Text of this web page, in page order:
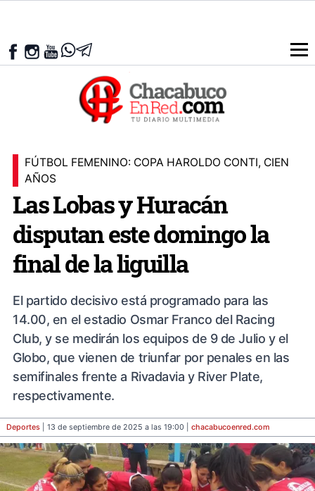
FÚTBOL FEMENINO: COPA HAROLDO CONTI, CIEN
AÑOS
Las Lobas y Huracán
disputan este domingo la
final de la liguilla
El partido decisivo está programado para las
14.00, en el estadio Osmar Franco del Racing
Club, y se medirán los equipos de 9 de Julio y el
Globo, que vienen de triunfar por penales en las
semifinales frente a Rivadavia y River Plate,
respectivamente.
Deportes | 13 de septiembre de 2025 a las 19:00 | chacabucoenred.com